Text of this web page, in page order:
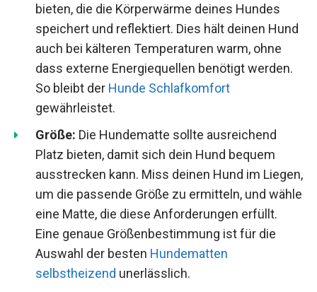
bieten, die die Körperwärme deines Hundes
speichert und reflektiert. Dies hält deinen Hund
auch bei kälteren Temperaturen warm, ohne
dass externe Energiequellen benötigt werden.
So bleibt der Hunde Schlafkomfort
gewährleistet.
Größe: Die Hundematte sollte ausreichend
Platz bieten, damit sich dein Hund bequem
ausstrecken kann. Miss deinen Hund im Liegen,
um die passende Größe zu ermitteln, und wähle
eine Matte, die diese Anforderungen erfüllt.
Eine genaue Größenbestimmung ist für die
Auswahl der besten Hundematten
selbstheizend unerlässlich.